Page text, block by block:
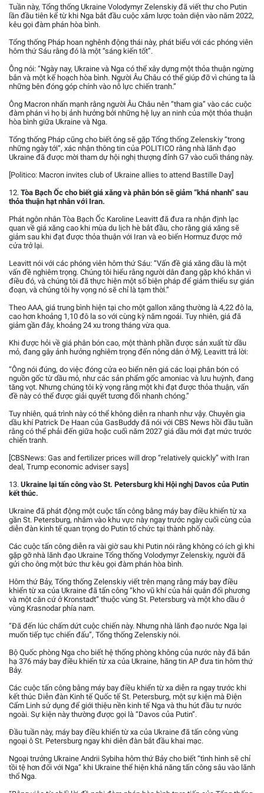
Tuần này, Tổng thống Ukraine Volodymyr Zelenskiy đã viết thư cho Putin
lần đầu tiên kể từ khi Nga bắt đầu cuộc xâm lược toàn diện vào năm 2022,
kêu gọi đàm phán hòa bình.
Tổng thống Pháp hoan nghênh động thái này, phát biểu với các phóng viên
hôm thứ Sáu rằng đó là một “sáng kiến tốt”.
Ông nói: “Ngày nay, Ukraine và Nga có thể xây dựng một thỏa thuận ngừng
bắn và một kế hoạch hòa bình. Người Âu Châu có thể giúp đỡ vì chúng ta là
những bên đóng góp chính vào nỗ lực chiến tranh.”
Ông Macron nhấn mạnh rằng người Âu Châu nên “tham gia” vào các cuộc
đàm phán vì họ bị ảnh hưởng bởi những hệ lụy an ninh của một thỏa thuận
hòa bình giữa Ukraine và Nga.
Tổng thống Pháp cũng cho biết ông sẽ gặp Tổng thống Zelenskiy “trong
những ngày tới”, xác nhận thông tin của POLITICO rằng nhà lãnh đạo
Ukraine đã được mời tham dự hội nghị thượng đỉnh G7 vào cuối tháng này.
[Politico: Macron invites club of Ukraine allies to attend Bastille Day]
12. Tòa Bạch Ốc cho biết giá xăng và phân bón sẽ giảm “khá nhanh” sau
thỏa thuận hạt nhân với Iran.
Phát ngôn nhân Tòa Bạch Ốc Karoline Leavitt đã đưa ra nhận định lạc
quan về giá xăng cao khi mùa du lịch hè bắt đầu, cho rằng giá xăng sẽ
giảm sau khi đạt được thỏa thuận với Iran và eo biển Hormuz được mở
cửa trở lại.
Leavitt nói với các phóng viên hôm thứ Sáu: “Vấn đề giá xăng dầu là một
vấn đề nghiêm trọng. Chúng tôi hiểu rằng người dân đang gặp khó khăn vì
điều đó, và chúng tôi đã thực hiện một số biện pháp để giảm thiểu sự gián
đoạn, và chúng tôi hy vọng nó sẽ chỉ là tạm thời.”
Theo AAA, giá trung bình hiện tại cho một gallon xăng thường là 4,22 đô la,
cao hơn khoảng 1,10 đô la so với cùng kỳ năm ngoái. Tuy nhiên, giá đã
giảm gần đây, khoảng 24 xu trong tháng vừa qua.
Khi được hỏi về giá phân bón cao, một thành phần được sản xuất từ dầu
mỏ, đang gây ảnh hưởng nghiêm trọng đến nông dân ở Mỹ, Leavitt trả lời:
“Ông nói đúng, do việc đóng cửa eo biển nên giá các loại phân bón có
nguồn gốc từ dầu mỏ, như các sản phẩm gốc amoniac và lưu huỳnh, đang
tăng vọt. Nhưng chúng tôi kỳ vọng rằng một khi đạt được thỏa thuận, vấn
đề này có thể được giải quyết tương đối nhanh chóng.”
Tuy nhiên, quá trình này có thể không diễn ra nhanh như vậy. Chuyên gia
dầu khí Patrick De Haan của GasBuddy đã nói với CBS News hồi đầu tuần
rằng có thể phải đến giữa hoặc cuối năm 2027 giá dầu mới đạt mức trước
chiến tranh.
[CBSNews: Gas and fertilizer prices will drop “relatively quickly” with Iran
deal, Trump economic adviser says]
13. Ukraine lại tấn công vào St. Petersburg khi Hội nghị Davos của Putin
kết thúc.
Ukraine đã phát động một cuộc tấn công bằng máy bay điều khiển từ xa
gần St. Petersburg, nhắm vào khu vực này ngay trước ngày cuối cùng của
diễn đàn kinh tế quan trọng do Putin tổ chức tại thành phố này.
Các cuộc tấn công diễn ra vài giờ sau khi Putin nói rằng không có ích gì khi
gặp gỡ nhà lãnh đạo Ukraine Tổng thống Volodymyr Zelenskiy, người đã
gửi cho ông một bức thư kêu gọi đàm phán hòa bình.
Hôm thứ Bảy, Tổng thống Zelenskiy viết trên mạng rằng máy bay điều
khiển từ xa của Ukraine đã tấn công “kho vũ khí của hải quân đối phương
và một căn cứ ở Kronstadt” thuộc vùng St. Petersburg và một kho dầu ở
vùng Krasnodar phía nam.
“Đã đến lúc chấm dứt cuộc chiến này. Nhưng nhà lãnh đạo nước Nga lại
muốn tiếp tục chiến đấu”, Tổng thống Zelenskiy nói.
Bộ Quốc phòng Nga cho biết hệ thống phòng không của nước này đã bắn
hạ 376 máy bay điều khiển từ xa của Ukraine, hãng tin AP đưa tin hôm thứ
Bảy.
Các cuộc tấn công bằng máy bay điều khiển từ xa diễn ra ngay trước khi
kết thúc Diễn đàn Kinh tế Quốc tế St. Petersburg, một sự kiện mà Điện
Cẩm Linh sử dụng để giới thiệu nền kinh tế Nga và thu hút đầu tư nước
ngoài. Sự kiện này thường được gọi là “Davos của Putin”.
Đầu tuần này, máy bay điều khiển từ xa của Ukraine đã tấn công vùng
ngoại ô St. Petersburg ngay khi diễn đàn bắt đầu khai mạc.
Ngoại trưởng Ukraine Andrii Sybiha hôm thứ Bảy cho biết “tình hình sẽ chỉ
tồi tệ hơn đối với Nga” khi Ukraine thể hiện khả năng tấn công sâu vào lãnh
thổ Nga.